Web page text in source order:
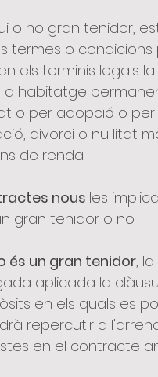
o no gran tenidor,
termes o
els terminis legals
habitatge
o per adopció o
divorci o nul·litat
de renda .
nous les
gran tenidor o no.
és un gran tenidor,
aplicada la
en els quals es
repercutir a
en el contracte